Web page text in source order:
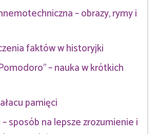
– obrazy, rymy i
faktów w historyjki
– nauka w krótkich
pamięci
sposób na lepsze zrozumienie i